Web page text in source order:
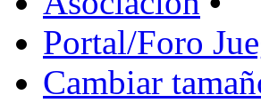
Portal/Foro
Cambiar